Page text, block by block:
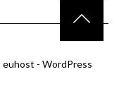
euhost - WordPress